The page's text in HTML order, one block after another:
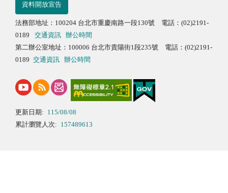
資料開放宣告
法務部地址：100204 台北市重慶南路一段130號 電話：(02)2191-
0189
交通資訊
辦公時間
第二辦公室地址：100006 台北市貴陽街1段235號 電話：(02)2191-
0189 交通資訊 辦公時間
更新日期: 115/08/08
累計瀏覽人次: 157489613